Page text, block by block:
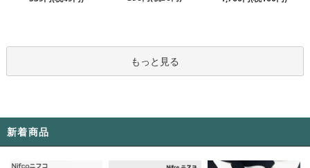
もっと見る
新着商品